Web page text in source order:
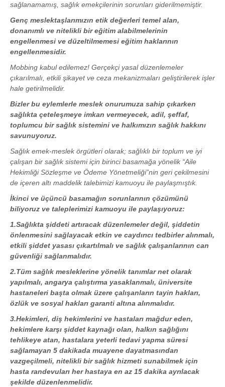
sağlanamamış, sağlık emekçilerinin sorunları giderilmemiştir.
Genç meslektaşlarımızın etik değerleri temel alan,
donanımlı ve nitelikli bir eğitim alabilmelerinin
engellenmesi ve düzeltilmemesi eğitim haklarının
engellenmesidir.
Mobbing kabul edilemez! Gerçekçi yasal düzenlemeler
çıkarılmalı, etkili şikayet ve ceza mekanizmaları geliştirilerek işler
hale getirilmelidir.
Bizler bu eylemlerle meslek onurumuza sahip çıkarken
sağlıkta çeteleşmeye imkan vermeyecek, adil, şeffaf,
toplumcu bir sağlık sistemini ve halkımızın sağlık hakkını
savunuyoruz.
Sağlık emek-meslek örgütleri olarak; sağlıklı bir toplum ve iyi
çalışan bir sağlık sistemi için birinci basamağa yönelik “Aile
Hekimliği Sözleşme ve Ödeme Yönetmeliği”nin geri çekilmesini
de içeren altı maddelik talebimizi kamuoyu ile paylaşmıştık.
İkinci ve üçüncü basamağın sorunlarının çözümünü
biliyoruz ve taleplerimizi kamuoyu ile paylaşıyoruz:
1.Sağlıkta şiddeti artıracak düzenlemeler değil, şiddetin
önlenmesini sağlayacak etkin ve caydırıcı tedbirler alınmalı,
etkili şiddet yasası çıkartılmalı ve sağlık çalışanlarının can
güvenliği sağlanmalıdır.
2.Tüm sağlık mesleklerine yönelik tanımlar net olarak
yapılmalı, angarya çalıştırma yasaklanmalı, üniversite
hastaneleri başta olmak üzere çalışanların tayin hakları,
özlük ve sosyal hakları garanti altına alınmalıdır.
3.Hekimleri, diş hekimlerini ve hastaları mağdur eden,
hekimlere karşı şiddet kaynağı olan, halkın sağlığını
tehlikeye atan, hastalara yeterli tedavi yapma süresi
sağlamayan 5 dakikada muayene dayatmasından
vazgeçilmeli, nitelikli bir sağlık hizmeti sunabilmek için
hasta randevuları her hastaya en az 15 dakika ayrılacak
şekilde düzenlenmelidir.